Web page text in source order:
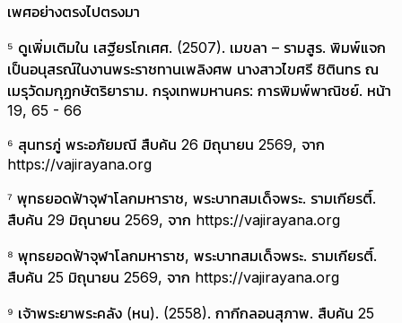
เพศอย่างตรงไปตรงมา
⁵ ดูเพิ่มเติมใน เสฐียรโกเศศ. (2507). เมขลา – รามสูร. พิมพ์แจก
เป็นอนุสรณ์ในงานพระราชทานเพลิงศพ นางสาวไขศรี ชิตินทร ณ
เมรุวัดมกุฏกษัตริยาราม. กรุงเทพมหานคร: การพิมพ์พาณิชย์. หน้า
19, 65 - 66
⁶ สุนทรภู่ พระอภัยมณี สืบค้น 26 มิถุนายน 2569, จาก
https://vajirayana.org
⁷ พุทธยอดฟ้าจุฬาโลกมหาราช, พระบาทสมเด็จพระ. รามเกียรติ์.
สืบค้น 29 มิถุนายน 2569, จาก https://vajirayana.org
⁸ พุทธยอดฟ้าจุฬาโลกมหาราช, พระบาทสมเด็จพระ. รามเกียรติ์.
สืบค้น 25 มิถุนายน 2569, จาก https://vajirayana.org
⁹ เจ้าพระยาพระคลัง (หน). (2558). กากีกลอนสุภาพ. สืบค้น 25